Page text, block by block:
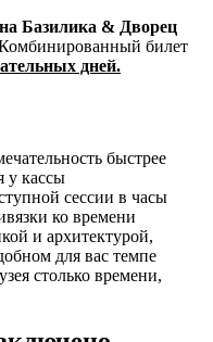
Базилика & Дворец
билет
дней.
быстрее
у кассы
сессии в часы
ко времени
и архитектурой,
для вас темпе
столько времени,